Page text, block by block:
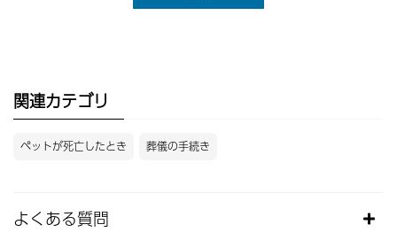
関連カテゴリ
ペットが死亡したとき 葬儀の手続き
よくある質問